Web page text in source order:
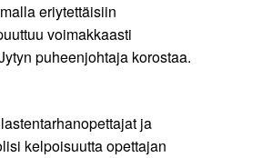
eriytettäisiin
voimakkaasti
puheenjohtaja korostaa.
ja
kelpoisuutta opettajan